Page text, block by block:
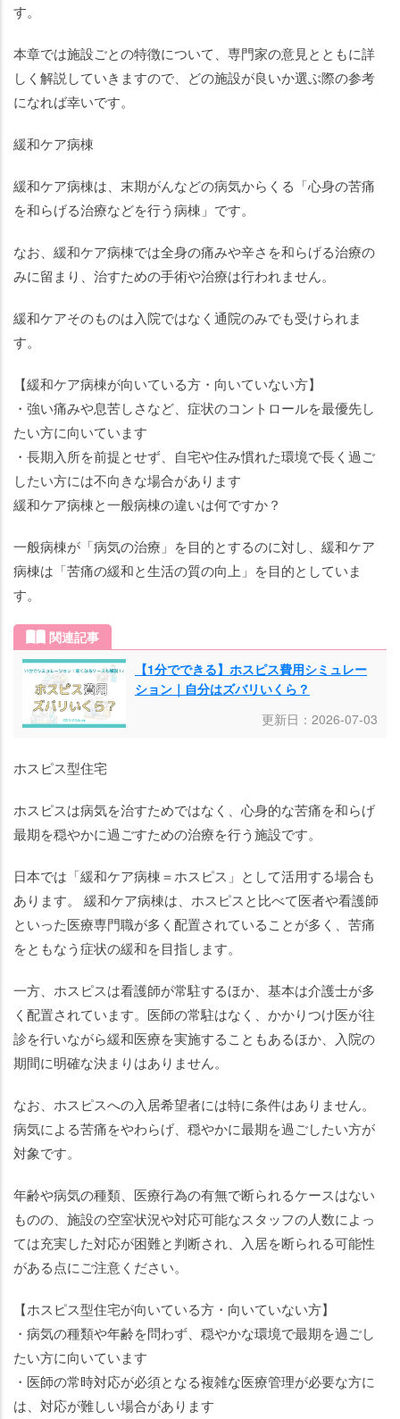
す。
本章では施設ごとの特徴について、専門家の意見とともに詳
しく解説していきますので、どの施設が良いか選ぶ際の参考
になれば幸いです。
緩和ケア病棟
緩和ケア病棟は、末期がんなどの病気からくる「心身の苦痛
を和らげる治療などを行う病棟」です。
なお、緩和ケア病棟では全身の痛みや辛さを和らげる治療の
みに留まり、治すための手術や治療は行われません。
緩和ケアそのものは入院ではなく通院のみでも受けられま
す。
【緩和ケア病棟が向いている方・向いていない方】
・強い痛みや息苦しさなど、症状のコントロールを最優先し
たい方に向いています
・長期入所を前提とせず、自宅や住み慣れた環境で長く過ご
したい方には不向きな場合があります
緩和ケア病棟と一般病棟の違いは何ですか？
一般病棟が「病気の治療」を目的とするのに対し、緩和ケア
病棟は「苦痛の緩和と生活の質の向上」を目的としていま
す。
関連記事
【1分でできる】ホスピス費用シミュレー
ション｜自分はズバリいくら？
更新日：2026-07-03
ホスピス型住宅
ホスピスは病気を治すためではなく、心身的な苦痛を和らげ
最期を穏やかに過ごすための治療を行う施設です。
日本では「緩和ケア病棟＝ホスピス」として活用する場合も
あります。 緩和ケア病棟は、ホスピスと比べて医者や看護師
といった医療専門職が多く配置されていることが多く、苦痛
をともなう症状の緩和を目指します。
一方、ホスピスは看護師が常駐するほか、基本は介護士が多
く配置されています。医師の常駐はなく、かかりつけ医が往
診を行いながら緩和医療を実施することもあるほか、入院の
期間に明確な決まりはありません。
なお、ホスピスへの入居希望者には特に条件はありません。
病気による苦痛をやわらげ、穏やかに最期を過ごしたい方が
対象です。
年齢や病気の種類、医療行為の有無で断られるケースはない
ものの、施設の空室状況や対応可能なスタッフの人数によっ
ては充実した対応が困難と判断され、入居を断られる可能性
がある点にご注意ください。
【ホスピス型住宅が向いている方・向いていない方】
・病気の種類や年齢を問わず、穏やかな環境で最期を過ごし
たい方に向いています
・医師の常時対応が必須となる複雑な医療管理が必要な方に
は、対応が難しい場合があります